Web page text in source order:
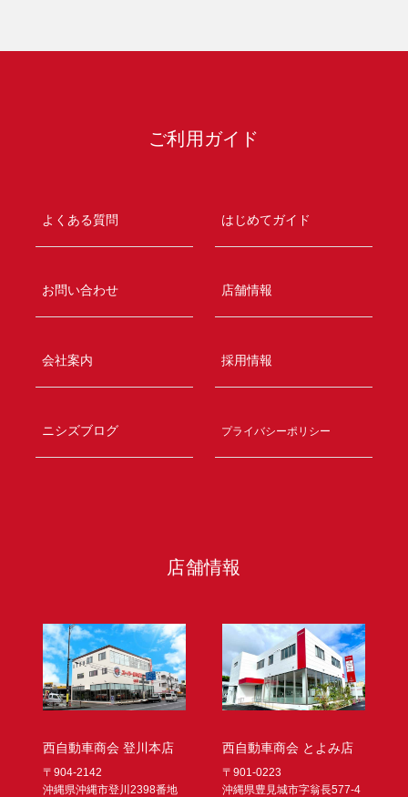
ご利用ガイド
よくある質問 はじめてガイド
お問い合わせ 店舗情報
会社案内 採用情報
ニシズブログ プライバシーポリシー
店舗情報
西自動車商会 登川本店
〒904-2142
沖縄県沖縄市登川2398番地
西自動車商会 とよみ店
〒901-0223
沖縄県豊見城市字翁長577-4